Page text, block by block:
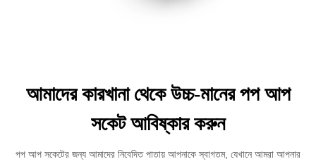
আমাদের কারখানা থেকে উচ্চ-মানের পপ আপ
সকেট আবিষ্কার করুন
পপ আপ সকেটের জন্য আমাদের নিবেদিত পাতায় আপনাকে স্বাগতম, যেখানে আমরা আপনার